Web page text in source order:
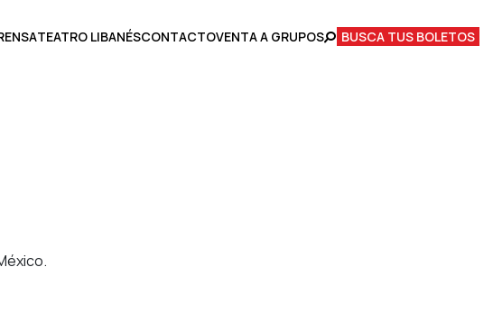
TEATRO LIBANÉSCONTACTOVENTA A GRUPOS BUSCA TUS BOLETOS